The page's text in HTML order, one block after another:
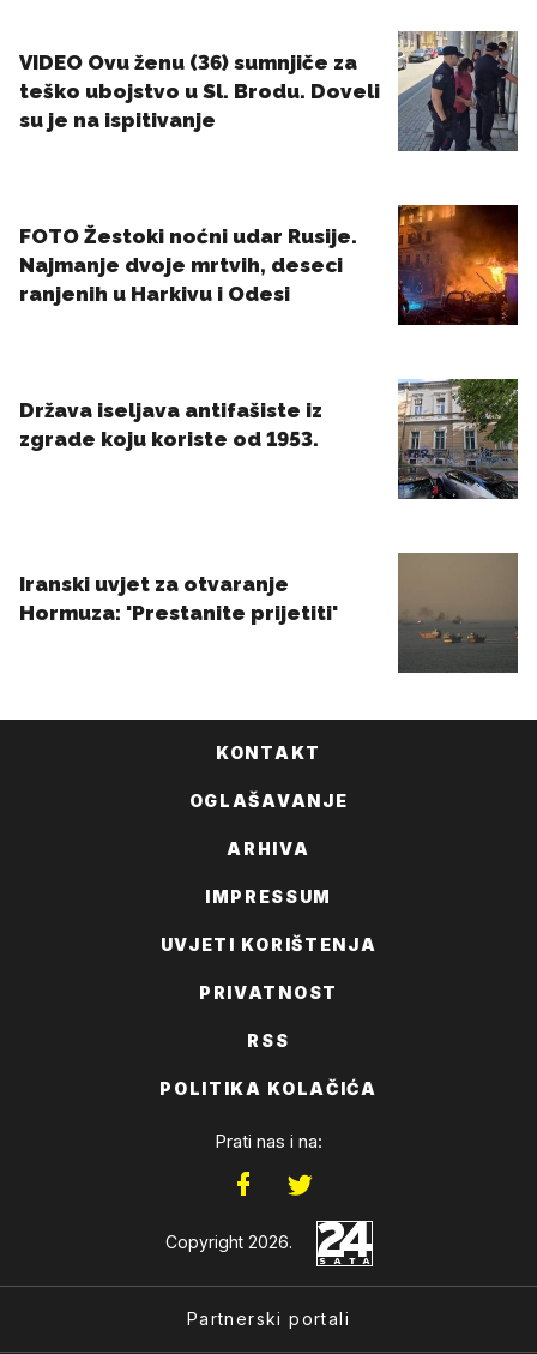
KONTAKT
OGLAŠAVANJE
ARHIVA
IMPRESSUM
UVJETI KORIŠTENJA
PRIVATNOST
RSS
POLITIKA KOLAČIĆA
Prati nas i na:
Copyright 2026.
Partnerski portali